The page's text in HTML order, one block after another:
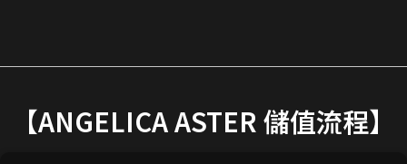
【ANGELICA ASTER 儲值流程】